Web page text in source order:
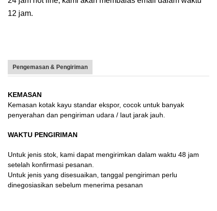
12 jam.
Pengemasan & Pengiriman
KEMASAN
Kemasan kotak kayu standar ekspor, cocok untuk banyak
penyerahan dan pengiriman udara / laut jarak jauh.
WAKTU PENGIRIMAN
Untuk jenis stok, kami dapat mengirimkan dalam waktu 48 jam
setelah konfirmasi pesanan.
Untuk jenis yang disesuaikan, tanggal pengiriman perlu
dinegosiasikan sebelum menerima pesanan